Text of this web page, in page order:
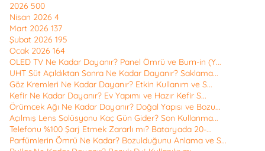
2026 500
Nisan 2026 4
Mart 2026 137
Şubat 2026 195
Ocak 2026 164
OLED TV Ne Kadar Dayanır? Panel Ömrü ve Burn-in (Y...
UHT Süt Açıldıktan Sonra Ne Kadar Dayanır? Saklama...
Göz Kremleri Ne Kadar Dayanır? Etkin Kullanım ve S...
Kefir Ne Kadar Dayanır? Ev Yapımı ve Hazır Kefir S...
Örümcek Ağı Ne Kadar Dayanır? Doğal Yapısı ve Bozu...
Açılmış Lens Solüsyonu Kaç Gün Gider? Son Kullanma...
Telefonu %100 Şarj Etmek Zararlı mı? Bataryada 20-...
Parfümlerin Ömrü Ne Kadar? Bozulduğunu Anlama ve S...